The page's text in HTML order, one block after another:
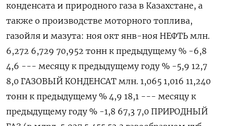
конденсата и природного газа в Казахстане, а
также о производстве моторного топлива,
газойля и мазута: ноя окт янв-ноя НЕФТЬ млн.
6,272 6,729 70,952 тонн к предыдущему % -6,8
4,6 --- месяцу к предыдущему году % -5,9 12,7
8,0 ГАЗОВЫЙ КОНДЕНСАТ млн. 1,065 1,016 11,240
тонн к предыдущему % 4,9 18,1 --- месяцу к
предыдущему году % -1,8 67,3 7,0 ПРИРОДНЫЙ